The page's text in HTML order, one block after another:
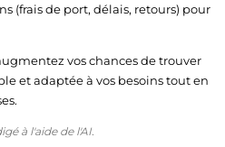
(frais de port, délais, retours) pour
vos chances de trouver
et adaptée à vos besoins tout en
à l'aide de l'AI.